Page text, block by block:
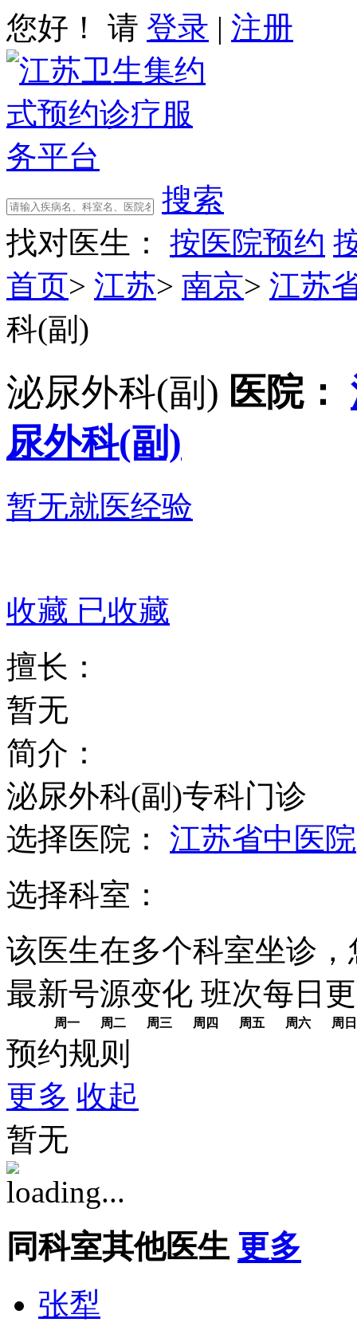
您好！ 请 登录 | 注册
搜索
找对医生：
按医院预约
首页> 江苏> 南京> 江苏
科(副)
泌尿外科(副) 医院：
尿外科(副)
暂无就医经验
收藏 已收藏
擅长：
暂无
简介：
泌尿外科(副)专科门诊
选择医院： 江苏省中医院
选择科室：
该医生在多个科室坐诊
最新号源变化 班次每日
周一 周二 周三 周四 周五 周六 周日
预约规则
更多 收起
暂无
同科室其他医生 更多
张犁